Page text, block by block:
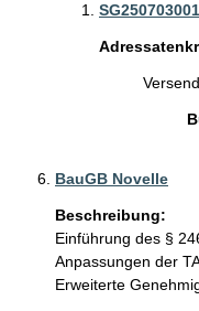
BauGB Novelle
Beschreibung:
Einführung des §
Anpassungen der
Erweiterte